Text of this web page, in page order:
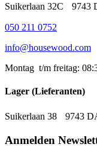
Suikerlaan 32C 9743
050 211 0752
info@housewood.com
Montag t/m freitag:
Lager (Lieferanten)
Suikerlaan 38 9743
Anmelden